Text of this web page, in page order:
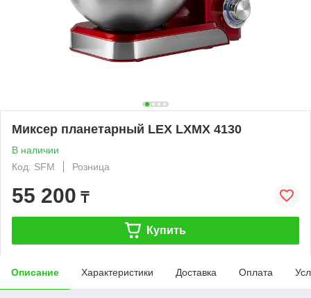
Миксер планетарный LEX LXMX 4130
В наличии
Код: SFM
Розница
55 200 ₸
Купить
Описание Характеристики Доставка Оплата